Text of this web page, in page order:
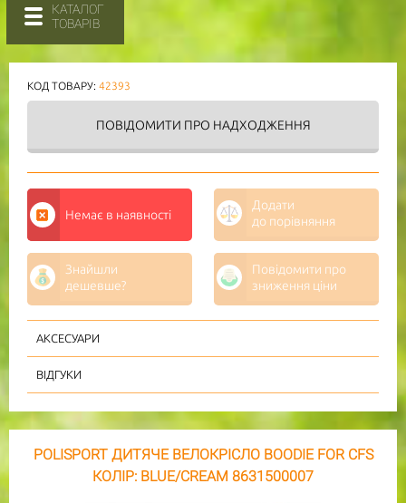
КАТАЛОГ
ТОВАРІВ
КОД ТОВАРУ: 42393
ПОВІДОМИТИ ПРО НАДХОДЖЕННЯ
Немає в наявності
Додати
до порівняння
Знайшли
дешевше?
Повідомити про
зниження ціни
АКСЕСУАРИ
ВІДГУКИ
POLISPORT ДИТЯЧЕ ВЕЛОКРІСЛО BOODIE FOR CFS
КОЛІР: BLUE/CREAM 8631500007